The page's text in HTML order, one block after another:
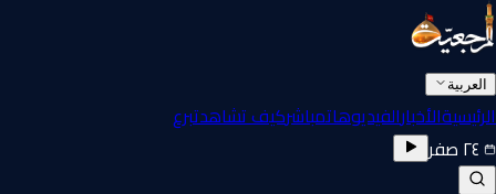
العربية
الرئيسيةالأخبارالفيديوهاتمباشركيف تشاهدتبرع
٢٤ صفر